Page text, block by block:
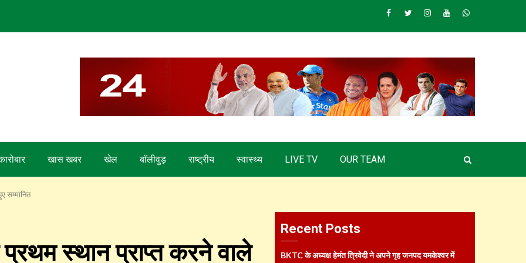
Facebook
TwitterInstagram
YoutubeWhatsapp
खास खबर खेल बाॅलीवुड़ राष्ट्रीय स्वास्थ्य LIVE TV OUR TEAM
सम्मानित
प्रथम स्थान प्राप्त करने वाले
Recent Posts
BKTC के अध्यक्ष हेमंत त्रिवेदी ने अपने गृह जनपद यमकेश्वर में